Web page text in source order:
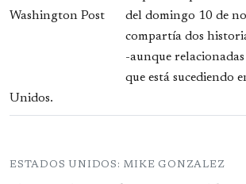
del domingo 10 de
compartía dos
-aunque
que está sucediendo
Unidos.
ESTADOS UNIDOS: MIKE GONZALEZ